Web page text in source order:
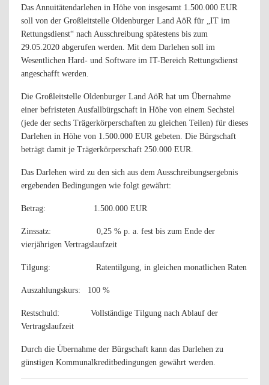
Das Annuitätendarlehen in Höhe von insgesamt 1.500.000 EUR
soll von der Großleitstelle Oldenburger Land AöR für „IT im
Rettungsdienst“ nach Ausschreibung spätestens bis zum
29.05.2020 abgerufen werden. Mit dem Darlehen soll im
Wesentlichen Hard- und Software im IT-Bereich Rettungsdienst
angeschafft werden.
Die Großleitstelle Oldenburger Land AöR hat um Übernahme
einer befristeten Ausfallbürgschaft in Höhe von einem Sechstel
(jede der sechs Trägerkörperschaften zu gleichen Teilen) für dieses
Darlehen in Höhe von 1.500.000 EUR gebeten. Die Bürgschaft
beträgt damit je Trägerkörperschaft 250.000 EUR.
Das Darlehen wird zu den sich aus dem Ausschreibungsergebnis
ergebenden Bedingungen wie folgt gewährt:
Betrag: 1.500.000 EUR
Zinssatz:
0,25 % p. a. fest bis zum Ende der
vierjährigen Vertragslaufzeit
Tilgung: Ratentilgung, in gleichen monatlichen Raten
Auszahlungskurs: 100 %
Restschuld:
Vollständige Tilgung nach Ablauf der
Vertragslaufzeit
Durch die Übernahme der Bürgschaft kann das Darlehen zu
günstigen Kommunalkreditbedingungen gewährt werden.